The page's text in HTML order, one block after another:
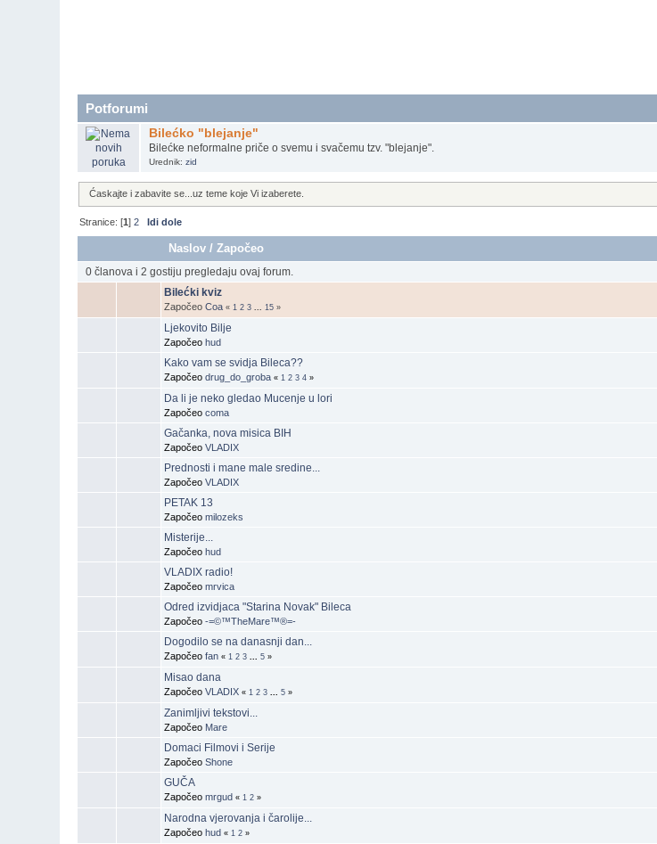
Potforumi
Bilećko "blejanje"
Bilećke neformalne priče o svemu i svačemu tzv. "blejanje".
Urednik: zid
Ćaskajte i zabavite se...uz teme koje Vi izaberete.
Stranice: [1]2 Idi dole
Naslov /Započeo
0 članova i 2 gostiju pregledaju ovaj forum.
Bilećki kviz
ZapočeoCoa « 1 2 3 15 »
Ljekovito Bilje
Započeohud
Kako vam se svidja Bileca??
Započeodrug_do_groba « 1 2 3 4 »
Da li je neko gledao Mucenje u lori
Započeocoma
Gačanka, nova misica BIH
ZapočeoVLADIX
Prednosti i mane male sredine...
ZapočeoVLADIX
PETAK 13
Započeomilozeks
Misterije...
Započeohud
VLADIX radio!
Započeomrvica
Odred izvidjaca "Starina Novak" Bileca
Započeo-=©™TheMare™®=-
Dogodilo se na danasnji dan...
Započeofan « 1 2 3 ...5 »
Misao dana
ZapočeoVLADIX « 1 2 3 ...5 »
Zanimljivi tekstovi...
Započeo Mare
Domaci Filmovi i Serije
ZapočeoShone
GUČA
Započeomrgud « 1 2 »
Narodna vjerovanja i čarolije...
Započeohud « 1 2 »